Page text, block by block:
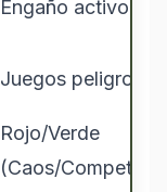
Engaño activo
Juegos peligrosos
Rojo/Verde
(Caos/